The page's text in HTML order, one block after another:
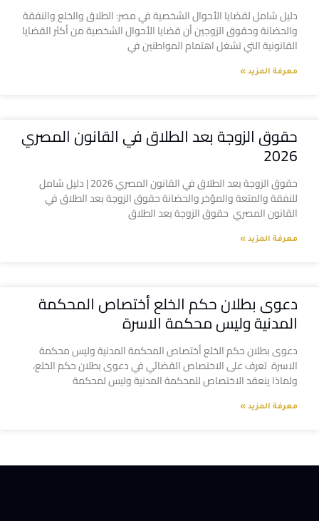
دليل شامل لقضايا الأحوال الشخصية في مصر: الطلاق والخلع والنفقة
والحضانة وحقوق الزوجين أن قضايا الأحوال الشخصية من أكثر القضايا
القانونية التي تشغل اهتمام المواطنين في
معرفة المزيد »
حقوق الزوجة بعد الطلاق في القانون المصري
2026
حقوق الزوجة بعد الطلاق في القانون المصري 2026 | دليل شامل
للنفقة والمتعة والمؤخر والحضانة حقوق الزوجة بعد الطلاق في
القانون المصري حقوق الزوجة بعد الطلاق
معرفة المزيد »
دعوى بطلان حكم الخلع أختصاص المحكمة
المدنية وليس محكمة الاسرة
دعوى بطلان حكم الخلع أختصاص المحكمة المدنية وليس محكمة
الاسرة تعرف على الاختصاص القضائي في دعوى بطلان حكم الخلع،
ولماذا ينعقد الاختصاص للمحكمة المدنية وليس لمحكمة
معرفة المزيد »